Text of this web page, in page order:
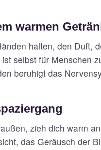
warmen
halten, den Duft,
selbst für Menschen
beruhigt das
zieh dich warm
das Geräusch der